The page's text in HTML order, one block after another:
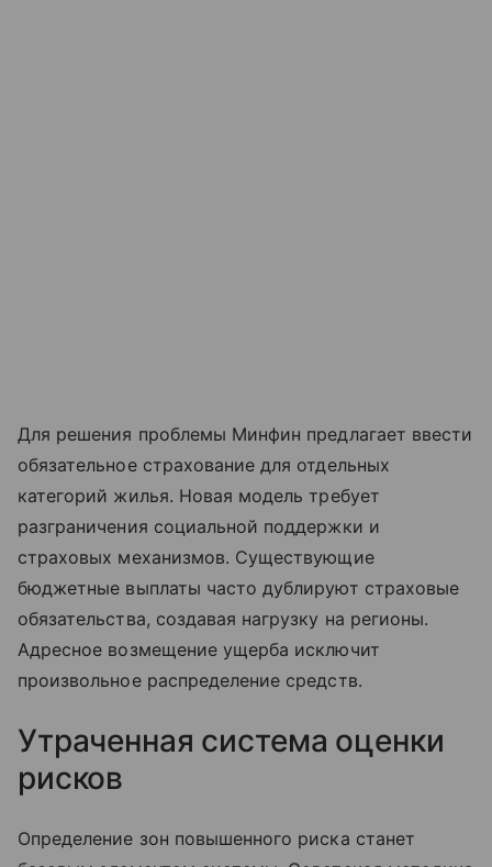
Для решения проблемы Минфин предлагает ввести
обязательное страхование для отдельных
категорий жилья. Новая модель требует
разграничения социальной поддержки и
страховых механизмов. Существующие
бюджетные выплаты часто дублируют страховые
обязательства, создавая нагрузку на регионы.
Адресное возмещение ущерба исключит
произвольное распределение средств.
Утраченная система оценки
рисков
Определение зон повышенного риска станет